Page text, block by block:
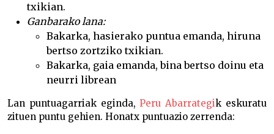
txikian.
Ganbarako lana:
Bakarka, hasierako puntua emanda, hiruna
bertso zortziko txikian.
Bakarka, gaia emanda, bina bertso doinu eta
neurri librean
Lan puntuagarriak eginda,Peru Abarrategik eskuratu
zituen puntu gehien. Honatx puntuazio zerrenda: